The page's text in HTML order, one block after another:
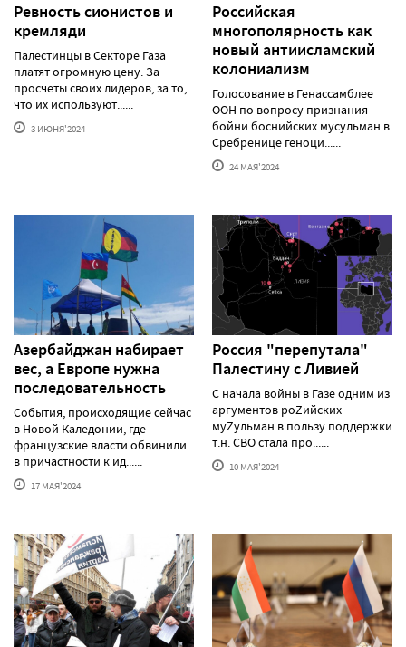
Ревность сионистов и
кремляди
Палестинцы в Секторе Газа
платят огромную цену. За
просчеты своих лидеров, за то,
что их используют......
3 ИЮНЯ'2024
Российская
многополярность как
новый антиисламский
колониализм
Голосование в Генассамблее
ООН по вопросу признания
бойни боснийских мусульман в
Сребренице геноци......
24 МАЯ'2024
Азербайджан набирает
вес, а Европе нужна
последовательность
События, происходящие сейчас
в Новой Каледонии, где
французские власти обвинили
в причастности к ид......
17 МАЯ'2024
Россия "перепутала"
Палестину с Ливией
С начала войны в Газе одним из
аргументов роZийских
муZульман в пользу поддержки
т.н. СВО стала про......
10 МАЯ'2024